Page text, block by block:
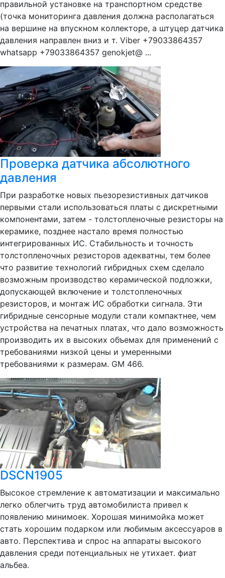
правильной установке на транспортном средстве
(точка мониторинга давления должна располагаться
на вершине на впускном коллекторе, а штуцер датчика
давления направлен вниз и т. Viber +79033864357
whatsapp +79033864357 genokjet@ ...
Проверка датчика абсолютного
давления
При разработке новых пьезорезистивных датчиков
первыми стали использоваться платы с дискретными
компонентами, затем - толстопленочные резисторы на
керамике, позднее настало время полностью
интегрированных ИС. Стабильность и точность
толстопленочных резисторов адекватны, тем более
что развитие технологий гибридных схем сделало
возможным производство керамической подложки,
допускающей включение и толстопленочных
резисторов, и монтаж ИС обработки сигнала. Эти
гибридные сенсорные модули стали компактнее, чем
устройства на печатных платах, что дало возможность
производить их в высоких объемах для применений с
требованиями низкой цены и умеренными
требованиями к размерам. GM 466.
DSCN1905
Высокое стремление к автоматизации и максимально
легко облегчить труд автомобилиста привел к
появлению минимоек. Хорошая минимойка может
стать хорошим подарком или любимым аксессуаров в
авто. Перспектива и спрос на аппараты высокого
давления среди потенциальных не утихает. фиат
альбеа.